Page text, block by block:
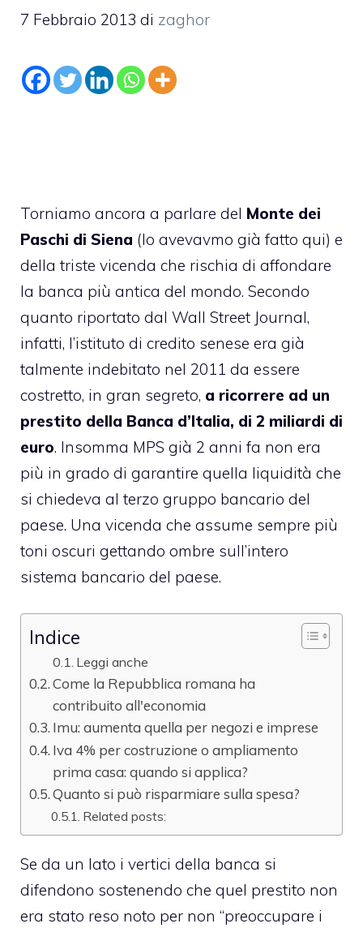
7 Febbraio 2013 di zaghor
Torniamo ancora a parlare del Monte dei
Paschi di Siena (lo avevavmo già fatto qui) e
della triste vicenda che rischia di affondare
la banca più antica del mondo. Secondo
quanto riportato dal Wall Street Journal,
infatti, l’istituto di credito senese era già
talmente indebitato nel 2011 da essere
costretto, in gran segreto, a ricorrere ad un
prestito della Banca d’Italia, di 2 miliardi di
euro. Insomma MPS già 2 anni fa non era
più in grado di garantire quella liquidità che
si chiedeva al terzo gruppo bancario del
paese. Una vicenda che assume sempre più
toni oscuri gettando ombre sull’intero
sistema bancario del paese.
Indice
Leggi anche
Come la Repubblica romana ha
contribuito all'economia
Imu: aumenta quella per negozi e imprese
Iva 4% per costruzione o ampliamento
prima casa: quando si applica?
Quanto si può risparmiare sulla spesa?
Related posts:
Se da un lato i vertici della banca si
difendono sostenendo che quel prestito non
era stato reso noto per non “preoccupare i